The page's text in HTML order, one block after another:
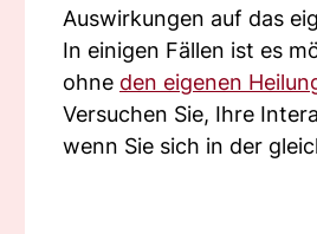
Auswirkungen auf das
In einigen Fällen ist es
ohne den eigenen
Versuchen Sie, Ihre
wenn Sie sich in der